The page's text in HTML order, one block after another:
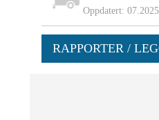
Oppdatert: 07.2025
RAPPORTER /